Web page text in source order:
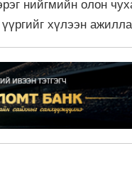
нийгмийн олон
хүлээн